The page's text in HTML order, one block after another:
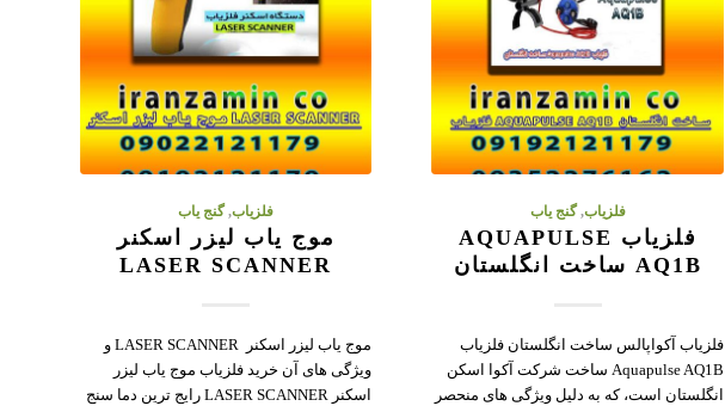
فلزیاب,گنج یاب
فلزیاب AQUAPULSE
AQ1B ساخت انگلستان
فلزیاب آکواپالس ساخت انگلستان فلزیاب
Aquapulse AQ1B ساخت شرکت آکوا اسکن
انگلستان است، که به دلیل ویژگی های منحصر
فلزیاب,گنج یاب
موج یاب لیزر اسکنر
LASER SCANNER
موج یاب لیزر اسکنر LASER SCANNER و
ویژگی های آن خرید فلزیاب موج یاب لیزر
اسکنر LASER SCANNER رایج ترین دما سنج